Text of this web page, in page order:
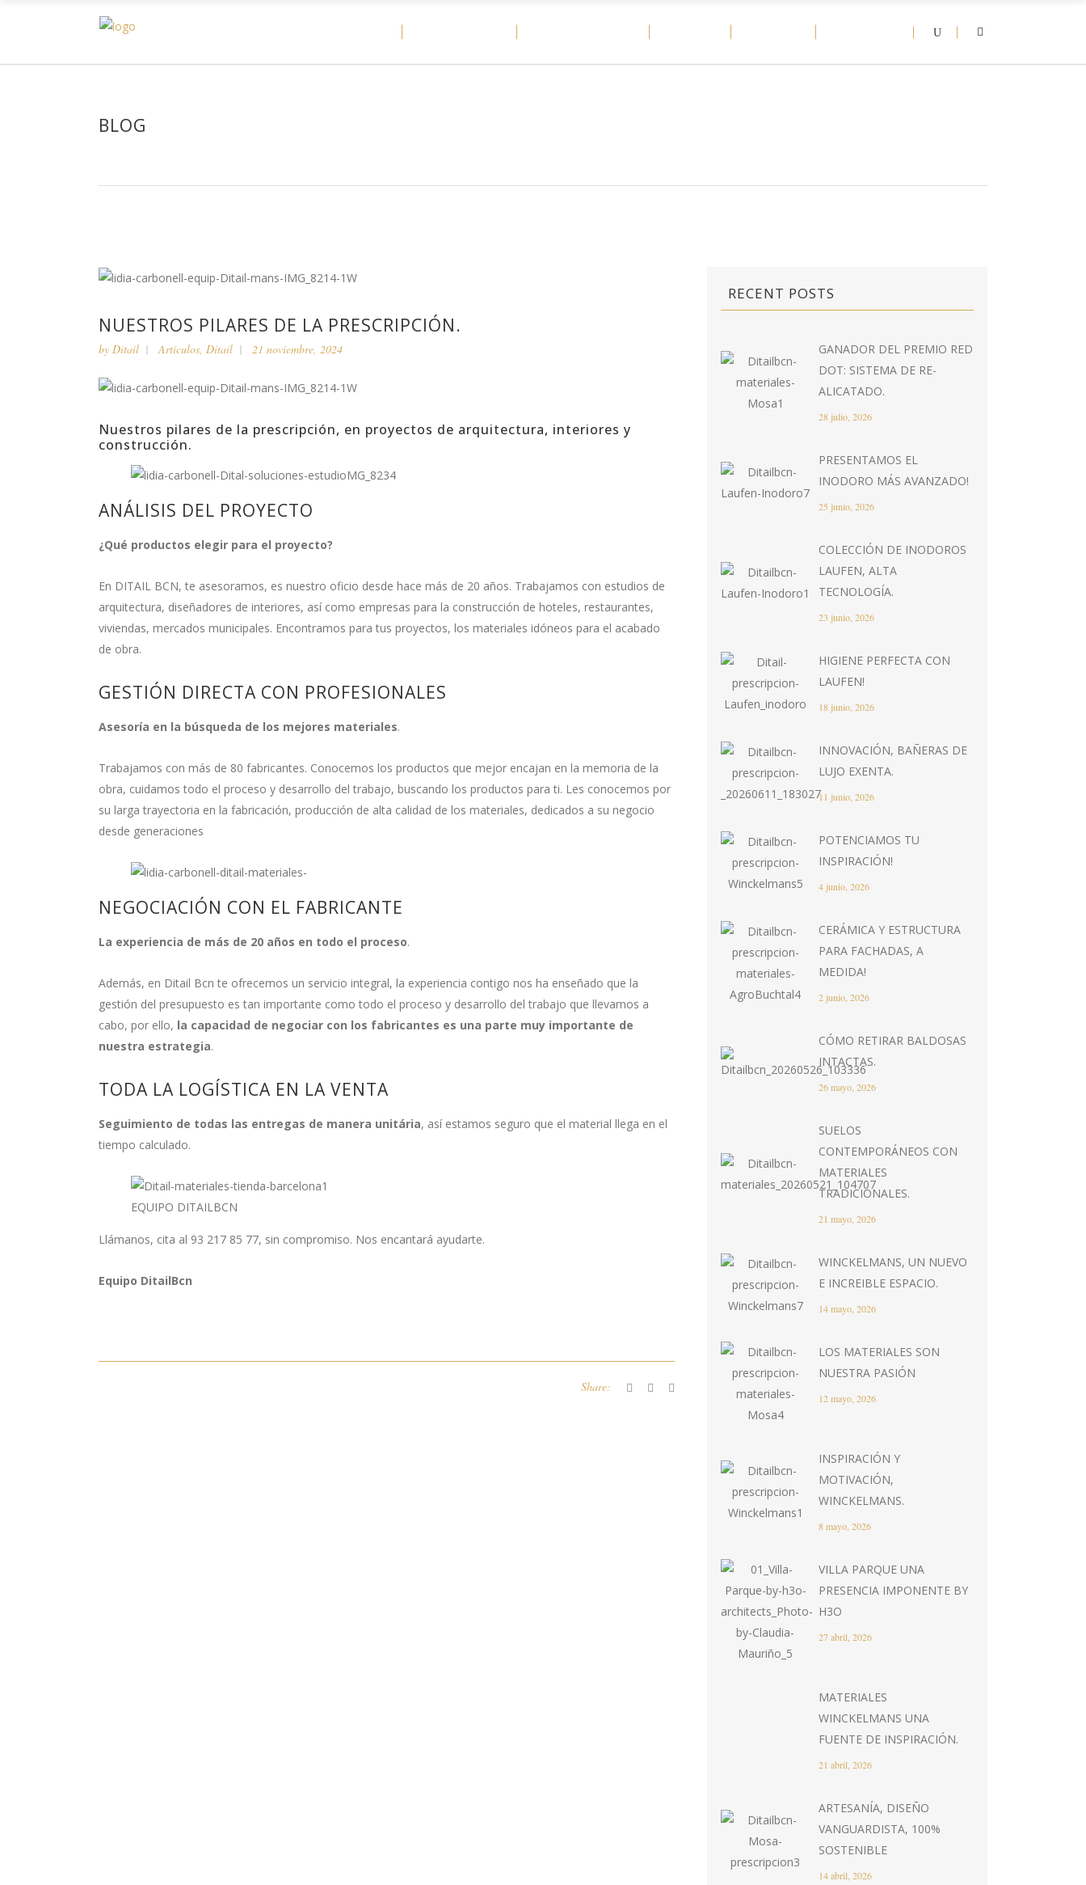
BLOG
NUESTROS PILARES DE LA PRESCRIPCIÓN.
by Ditail Artículos, Ditail 21 noviembre, 2024
Nuestros pilares de la prescripción, en proyectos de arquitectura, interiores y
construcción.
ANÁLISIS DEL PROYECTO
¿Qué productos elegir para el proyecto?
En DITAIL BCN, te asesoramos, es nuestro oficio desde hace más de 20 años. Trabajamos con estudios de
arquitectura, diseñadores de interiores, así como empresas para la construcción de hoteles, restaurantes,
viviendas, mercados municipales. Encontramos para tus proyectos, los materiales idóneos para el acabado
de obra.
GESTIÓN DIRECTA CON PROFESIONALES
Asesoría en la búsqueda de los mejores materiales.
Trabajamos con más de 80 fabricantes. Conocemos los productos que mejor encajan en la memoria de la
obra, cuidamos todo el proceso y desarrollo del trabajo, buscando los productos para ti. Les conocemos por
su larga trayectoria en la fabricación, producción de alta calidad de los materiales, dedicados a su negocio
desde generaciones
NEGOCIACIÓN CON EL FABRICANTE
La experiencia de más de 20 años en todo el proceso.
Además, en Ditail Bcn te ofrecemos un servicio integral, la experiencia contigo nos ha enseñado que la
gestión del presupuesto es tan importante como todo el proceso y desarrollo del trabajo que llevamos a
cabo, por ello, la capacidad de negociar con los fabricantes es una parte muy importante de
nuestra estrategia.
TODA LA LOGÍSTICA EN LA VENTA
Seguimiento de todas las entregas de manera unitária, así estamos seguro que el material llega en el
tiempo calculado.
EQUIPO DITAILBCN
Llámanos, cita al 93 217 85 77, sin compromiso. Nos encantará ayudarte.
Equipo DitailBcn
Share:
RECENT POSTS
GANADOR DEL PREMIO RED
DOT: SISTEMA DE RE-
ALICATADO.
28 julio, 2026
PRESENTAMOS EL
INODORO MÁS AVANZADO!
25 junio, 2026
COLECCIÓN DE INODOROS
LAUFEN, ALTA
TECNOLOGÍA.
23 junio, 2026
HIGIENE PERFECTA CON
LAUFEN!
18 junio, 2026
INNOVACIÓN, BAÑERAS DE
LUJO EXENTA.
11 junio, 2026
POTENCIAMOS TU
INSPIRACIÓN!
4 junio, 2026
CERÁMICA Y ESTRUCTURA
PARA FACHADAS, A
MEDIDA!
2 junio, 2026
CÓMO RETIRAR BALDOSAS
INTACTAS.
26 mayo, 2026
SUELOS
CONTEMPORÁNEOS CON
MATERIALES
TRADICIONALES.
21 mayo, 2026
WINCKELMANS, UN NUEVO
E INCREIBLE ESPACIO.
14 mayo, 2026
LOS MATERIALES SON
NUESTRA PASIÓN
12 mayo, 2026
INSPIRACIÓN Y
MOTIVACIÓN,
WINCKELMANS.
8 mayo, 2026
VILLA PARQUE UNA
PRESENCIA IMPONENTE BY
H3O
27 abril, 2026
MATERIALES
WINCKELMANS UNA
FUENTE DE INSPIRACIÓN.
21 abril, 2026
ARTESANÍA, DISEÑO
VANGUARDISTA, 100%
SOSTENIBLE
14 abril, 2026